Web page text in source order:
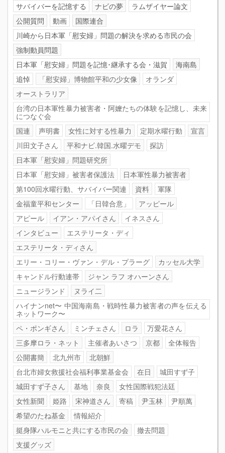
サバイバーを記憶する
ナビの夢
ラムザイヤー論文
公開質問
動画
国際連合
川崎から日本軍「慰安婦」問題の解決を求める市民の会
強制動員問題
日本軍「慰安婦」問題を記憶･継承する会・滋賀
海南島
追悼
「慰安婦」博物館平和の少女像
オランダ
オーストラリア
台湾の日本軍性暴力被害者・阿嬤たちの体験を記憶し、未来
につなぐ会
国連
声明書 女性に対する性暴力 定期水曜行動
宣言
川田文子さん
平和ナビ.韓国.水曜デモ
探訪
日本軍「慰安婦」問題研究所
日本軍「慰安婦」被害者保護法
日本軍性暴力被害者
第100回水曜行動、サバイバー関連
資料
軍隊
金福童平和センター
「日韓合意」
アッピール
アピール
イアン・アパイさん
イネスさん
インタビュー
エステリータ・ディ
エステリータ・ディさん
エリー・コリー・ヴァン・デル・プラーグ
カッセル大学
キャンドル行動連帯
ジャン ラフ オハーンさん
ニュージランド
ヌライ二
ハイナンnet〜 中国海南島・戦時性暴力被害者の声を伝える
ネットワーク〜
ペ・ポンギさん
ミンチェさん ロラ
万愛花さん
三多摩ロラ・ネット
主催者あいさつ 京都
全体報告
公開書簡
北九州市
北朝鮮
台北市婦女救援社会福利事業基金会
在日
城田すず子
城田すず子さん
基地 奈良
女性国際戦犯法廷
女性新聞
姫路 宋神道さん 寄稿 尹玉林
尹順萬
希望のたね基金
情報紹介
挺身隊ハルモニと共にする市民の会
撤去問題
支援グッズ